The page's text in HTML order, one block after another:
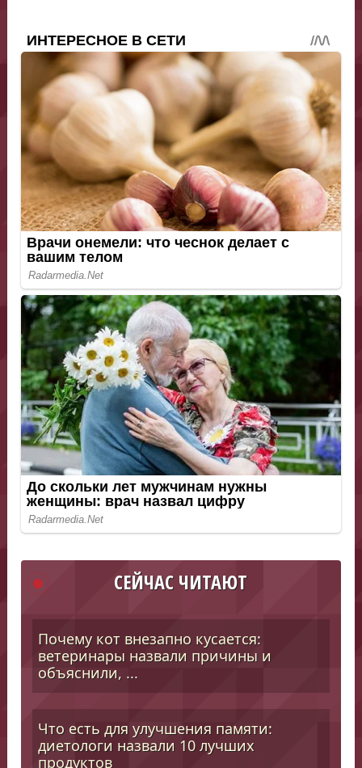
СЕЙЧАС ЧИТАЮТ
Почему кот внезапно кусается:
ветеринары назвали причины и
объяснили, ...
Что есть для улучшения памяти:
диетологи назвали 10 лучших
продуктов